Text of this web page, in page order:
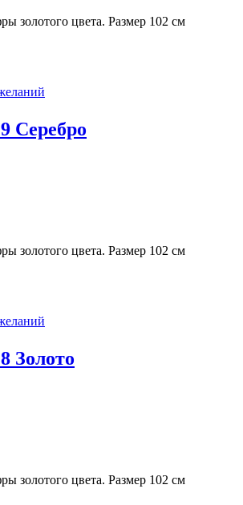
золотого цвета. Размер 102 см
Серебро
золотого цвета. Размер 102 см
Золото
золотого цвета. Размер 102 см